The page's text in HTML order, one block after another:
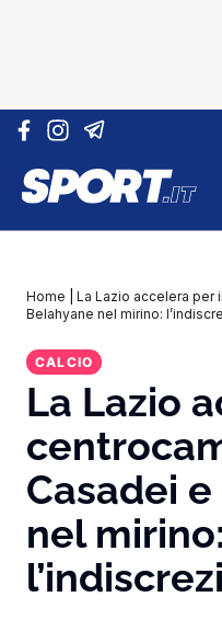
Vai al contenuto
Home
La Lazio accelera per
Belahyane nel mirino:
CALCIO
La Lazio
Casadei
nel mirino: